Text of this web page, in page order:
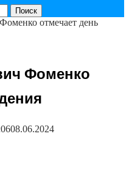
Поиск
отмечает день
Фоменко
08.06.2024